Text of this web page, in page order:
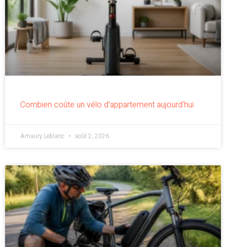
Combien coûte un vélo d’appartement aujourd’hui
Amaury Leblanc août 2, 2026